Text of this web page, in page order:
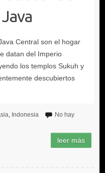
Indonesia
No hay